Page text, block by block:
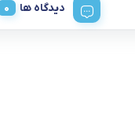
دیدگاه ها